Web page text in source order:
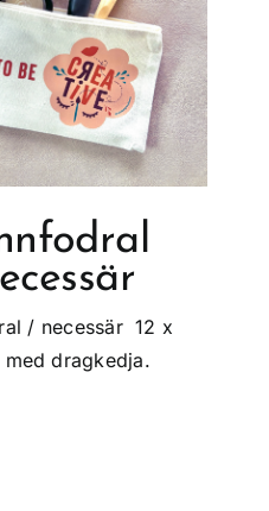
/ necessär 12 x
med dragkedja.